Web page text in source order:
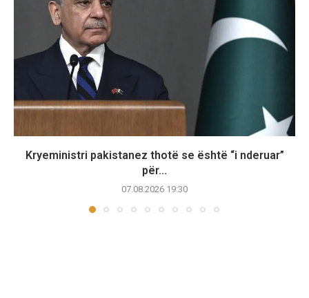
Kryeministri pakistanez thotë se është “i nderuar”
për...
07.08.2026 19:30